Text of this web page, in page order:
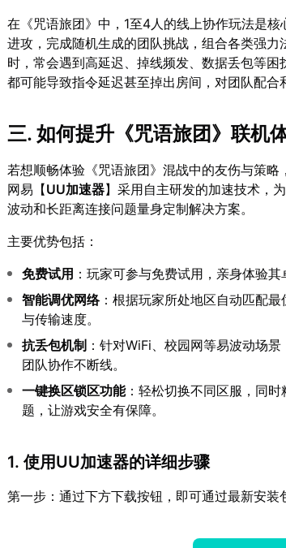
在《咒语旅团》中，1至4人的线上协作玩法是
进攻，完成随机生成的团队挑战，组合各类强
时，常会遇到高延迟、掉线频发、数据丢包等
都可能导致指令延迟甚至掉出房间，对团队配合
三. 如何提升《咒语旅团》联机
若想顺畅体验《咒语旅团》混战中的友伤与策略
网易【UU加速器】采用自主研发的加速技术，
波动和长距离连接问题量身定制解决方案。
主要优势包括：
免费试用 ：玩家可参与免费试用，亲身体验
智能调优网络：根据玩家所处地区自动匹配
与传输速度。
抗丢包机制 ：针对WiFi、校园网等易波动场
团队协作不断线。
一键换区锁区功能：轻松切换不同区服，同
题，让游戏安全有保障。
1. 使用UU加速器的详细步骤
第一步：通过下方下载按钮，即可通过最新安装